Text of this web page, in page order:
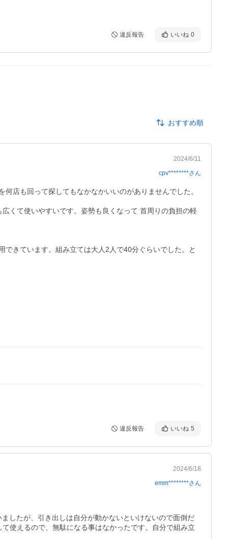
違反報告 いいね 0
おすすめ順
2024/6/11
cpv********さん
店も回って探してもなかなかいいのがありませんでした。
くて使いやすいです。姿勢も良くなって 首周りの負担の軽
きています。組み立ては大人2人で40分ぐらいでした。と
違反報告 いいね 5
2024/6/18
emm********さん
したが、引き出しは自分が動かないといけないので面倒だ
使えるので、無駄になる事はなかったです。自分で組み立